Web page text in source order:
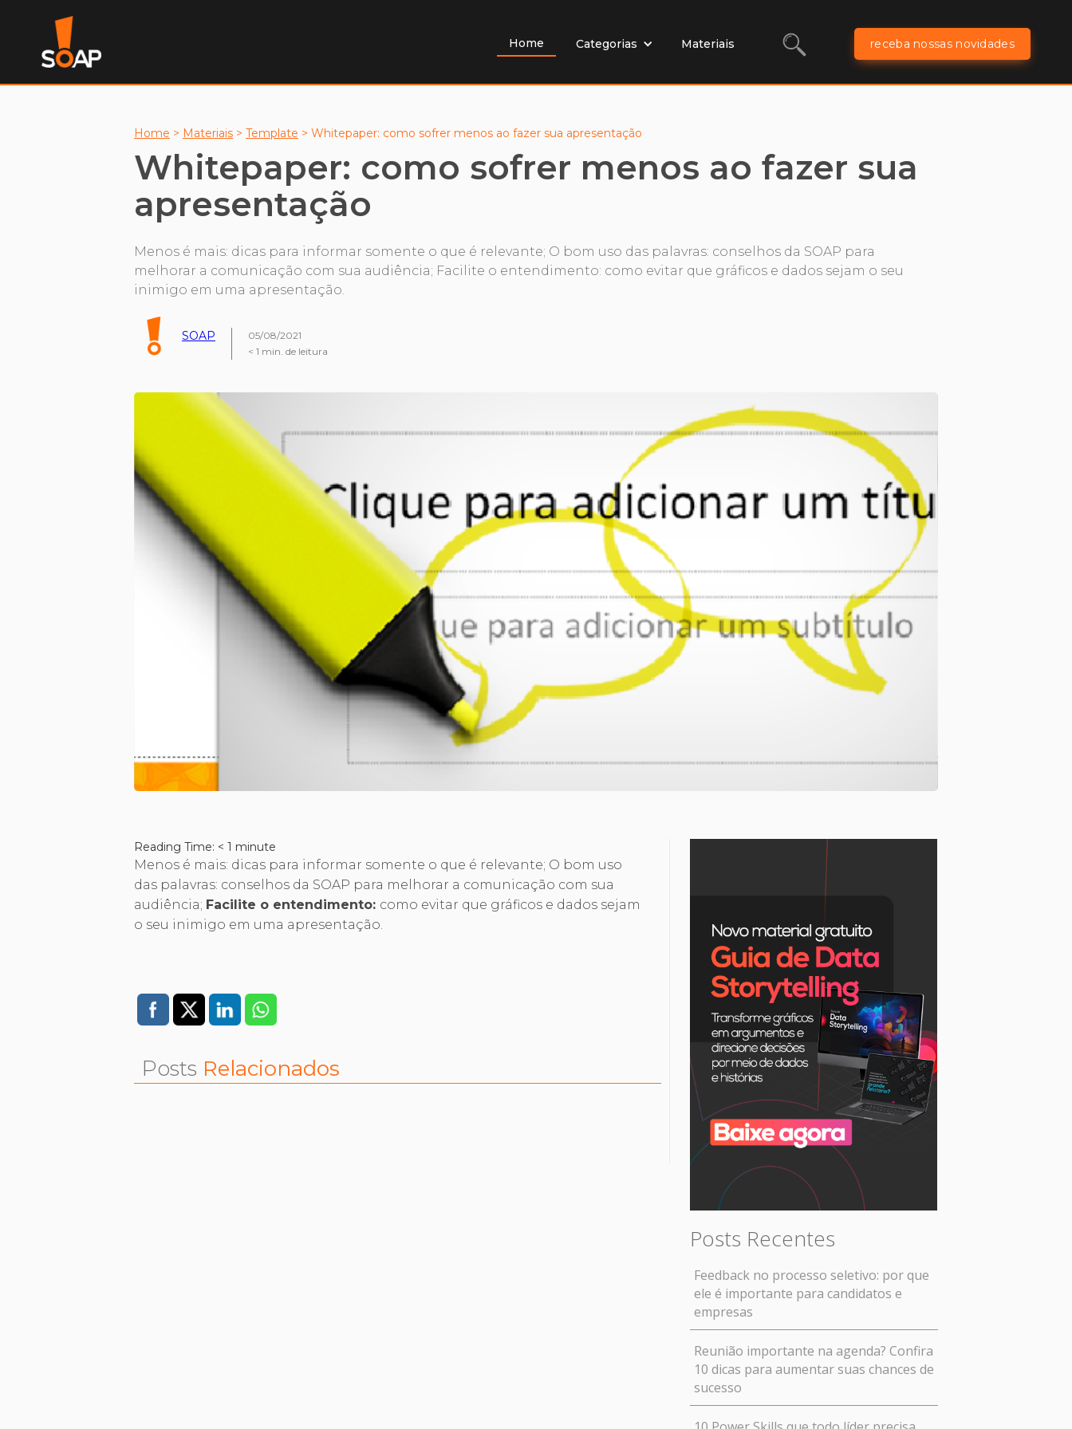
Home Categorias Materiais receba nossas novidades
Home > Materiais > Template > Whitepaper: como sofrer menos ao fazer sua apresentação
Whitepaper: como sofrer menos ao fazer sua
apresentação
Menos é mais: dicas para informar somente o que é relevante; O bom uso das palavras: conselhos da SOAP para
melhorar a comunicação com sua audiência; Facilite o entendimento: como evitar que gráficos e dados sejam o seu
inimigo em uma apresentação.
SOAP
05/08/2021
< 1 min. de leitura
Reading Time: < 1 minute
Menos é mais: dicas para informar somente o que é relevante; O bom uso
das palavras: conselhos da SOAP para melhorar a comunicação com sua
audiência; Facilite o entendimento: como evitar que gráficos e dados sejam
o seu inimigo em uma apresentação.
Posts Relacionados
Posts Recentes
Feedback no processo seletivo: por que
ele é importante para candidatos e
empresas
Reunião importante na agenda? Confira
10 dicas para aumentar suas chances de
sucesso